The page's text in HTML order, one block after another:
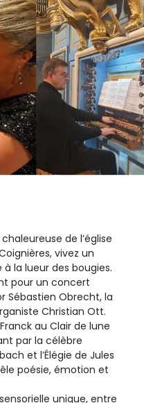
de l’église
vivez un
la lueur des bougies.
pour un concert
Sébastien Obrecht, la
Christian Ott.
au Clair de lune
par la célèbre
et l’Élégie de Jules
poésie, émotion et
unique, entre